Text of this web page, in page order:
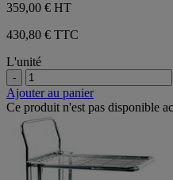
359,00 € HT
430,80 € TTC
L'unité
-
Ajouter au panier
Ce produit n'est pas disponible